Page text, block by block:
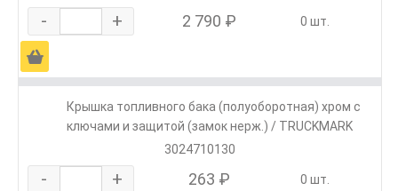
- + 2 790 ₽ 0 шт.
Ä
Крышка топливного бака (полуоборотная) хром с
ключами и защитой (замок нерж.) / TRUCKMARK
3024710130
- + 263 ₽ 0 шт.